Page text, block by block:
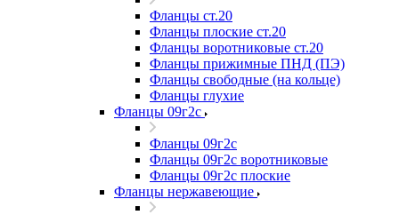
Фланцы ст.20
Фланцы плоские ст.20
Фланцы воротниковые ст.20
Фланцы прижимные ПНД (ПЭ)
Фланцы свободные (на кольце)
Фланцы глухие
Фланцы 09г2с
Фланцы 09г2с
Фланцы 09г2с воротниковые
Фланцы 09г2с плоские
Фланцы нержавеющие